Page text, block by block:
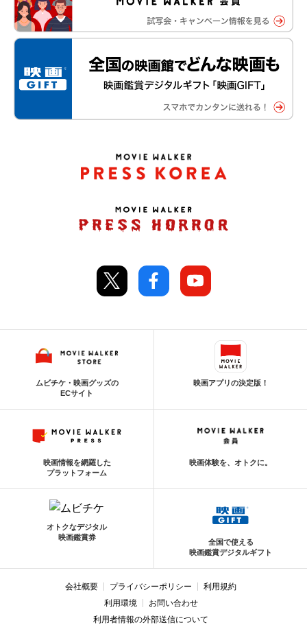
ムビチケ・映画グッズの
ECサイト
映画アプリの決定版！
映画情報を網羅した
プラットフォーム
映画体験を、オトクに。
オトクなデジタル
映画鑑賞券
全国で使える
映画鑑賞デジタルギフト
会社概要 プライバシーポリシー
利用規約
利用環境
お問い合わせ
利用者情報の外部送信について